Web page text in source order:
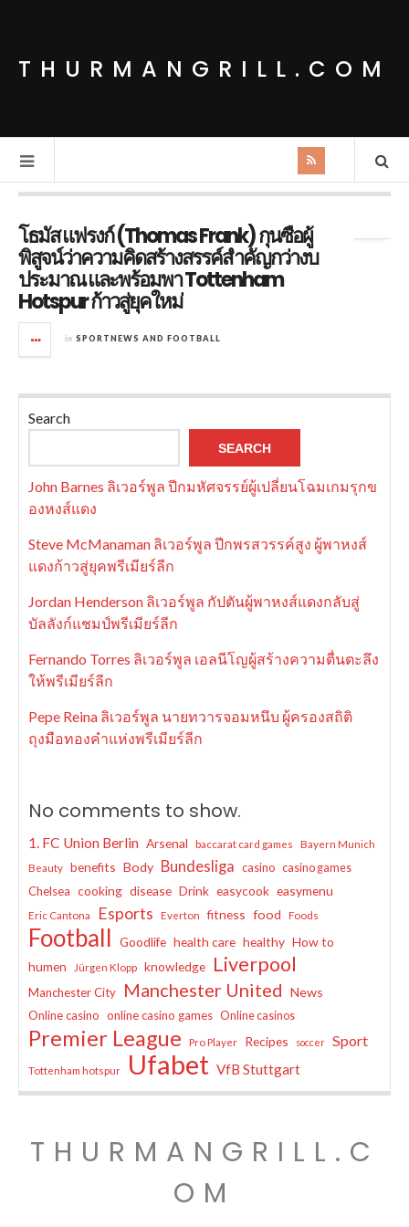
THURMANGRILL.COM
โธมัส แฟรงก์ (Thomas Frank) กุนซือผู้
พิสูจน์ว่าความคิดสร้างสรรค์สำคัญกว่างบ
ประมาณ และพร้อมพา Tottenham
Hotspur ก้าวสู่ยุคใหม่
in SPORTNEWS AND FOOTBALL
Search
SEARCH
John Barnes ลิเวอร์พูล ปีกมหัศจรรย์ผู้เปลี่ยนโฉมเกมรุกข
องหงส์แดง
Steve McManaman ลิเวอร์พูล ปีกพรสวรรค์สูง ผู้พาหงส์
แดงก้าวสู่ยุคพรีเมียร์ลีก
Jordan Henderson ลิเวอร์พูล กัปตันผู้พาหงส์แดงกลับสู่
บัลลังก์แชมป์พรีเมียร์ลีก
Fernando Torres ลิเวอร์พูล เอลนีโญผู้สร้างความตื่นตะลึง
ให้พรีเมียร์ลีก
Pepe Reina ลิเวอร์พูล นายทวารจอมหนึบ ผู้ครองสถิติ
ถุงมือทองคำแห่งพรีเมียร์ลีก
No comments to show.
1. FC Union Berlin Arsenal baccarat card games
Bayern Munich
Beauty
benefits Body Bundesliga casino casino games
Chelsea cooking disease Drink easycook easymenu
Eric Cantona Esports Everton fitness food Foods
Football Goodlife health care healthy How to
humen
Jürgen Klopp knowledge Liverpool
Manchester City Manchester United News
Online casino online casino games Online casinos
Premier League Pro Player Recipes soccer Sport
Tottenham hotspur Ufabet VfB Stuttgart
THURMANGRILL.C
OM